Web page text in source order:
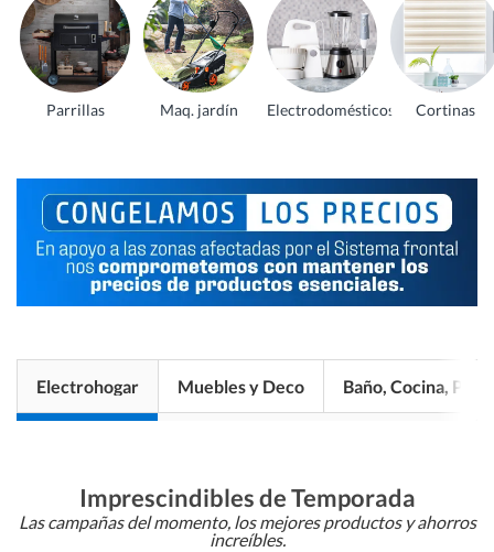
Parrillas Maq. jardín Electrodomésticos Cortinas
Electrohogar Muebles y Deco Baño, Cocina, Pisos
Imprescindibles de Temporada
Las campañas del momento, los mejores productos y ahorros
increíbles.